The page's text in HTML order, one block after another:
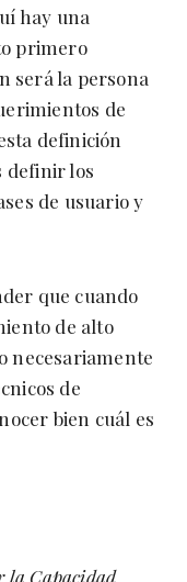
hay una
primero
será la persona
de
definición
definir los
de usuario y
que cuando
de alto
necesariamente
de
bien cuál es
la Capacidad